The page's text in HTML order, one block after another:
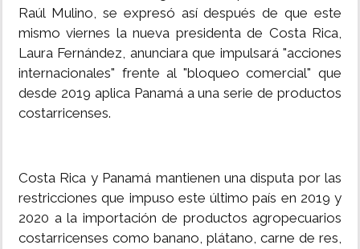
Raúl Mulino, se expresó así después de que este
mismo viernes la nueva presidenta de Costa Rica,
Laura Fernández, anunciara que impulsará "acciones
internacionales" frente al "bloqueo comercial" que
desde 2019 aplica Panamá a una serie de productos
costarricenses.
Costa Rica y Panamá mantienen una disputa por las
restricciones que impuso este último país en 2019 y
2020 a la importación de productos agropecuarios
costarricenses como banano, plátano, carne de res,